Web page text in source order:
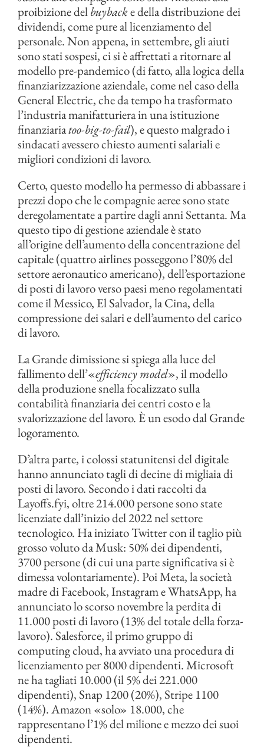
proibizione delbuybacke della distribuzione dei
dividendi, come pure al licenziamento del
personale. Non appena, in settembre, gli aiuti
sono stati sospesi, ci si è affrettati a ritornare al
modello pre-pandemico (di fatto, alla logica della
finanziarizzazione aziendale, come nel caso della
General Electric, che da tempo ha trasformato
l’industria manifatturiera in una istituzione
finanziariatoo-big-to-fail), e questo malgrado i
sindacati avessero chiesto aumenti salariali e
migliori condizioni di lavoro.
Certo, questo modello ha permesso di abbassare i
prezzi dopo che le compagnie aeree sono state
deregolamentate a partire dagli anni Settanta. Ma
questo tipo di gestione aziendale è stato
all’origine dell’aumento della concentrazione del
capitale (quattro airlines posseggono l’80% del
settore aeronautico americano), dell’esportazione
di posti di lavoro verso paesi meno regolamentati
come il Messico, El Salvador, la Cina, della
compressione dei salari e dell’aumento del carico
di lavoro.
La Grande dimissione si spiega alla luce del
fallimento dell’«efficiency model», il modello
della produzione snella focalizzato sulla
contabilità finanziaria dei centri costo e la
svalorizzazione del lavoro. È un esodo dal Grande
logoramento.
D’altra parte, i colossi statunitensi del digitale
hanno annunciato tagli di decine di migliaia di
posti di lavoro. Secondo i dati raccolti da
Layoffs.fyi, oltre 214.000 persone sono state
licenziate dall’inizio del 2022 nel settore
tecnologico. Ha iniziato Twitter con il taglio più
grosso voluto da Musk: 50% dei dipendenti,
3700 persone (di cui una parte significativa si è
dimessa volontariamente). Poi Meta, la società
madre di Facebook, Instagram e WhatsApp, ha
annunciato lo scorso novembre la perdita di
11.000 posti di lavoro (13% del totale della forza-
lavoro). Salesforce, il primo gruppo di
computing cloud, ha avviato una procedura di
licenziamento per 8000 dipendenti. Microsoft
ne ha tagliati 10.000 (il 5% dei 221.000
dipendenti), Snap 1200 (20%), Stripe 1100
(14%). Amazon «solo» 18.000, che
rappresentano l’1% del milione e mezzo dei suoi
dipendenti.